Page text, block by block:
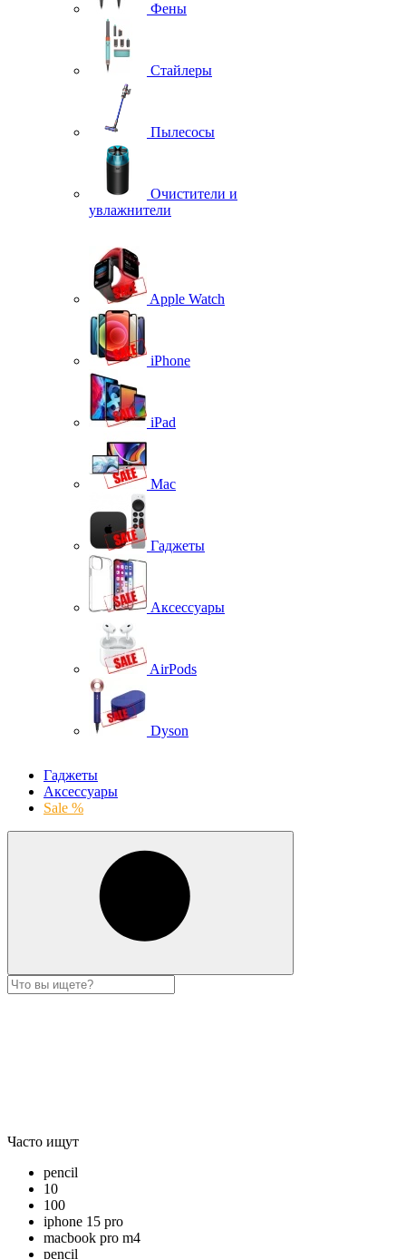
Фены
Стайлеры
Пылесосы
Очистители и
увлажнители
Apple Watch
iPhone
iPad
Mac
Гаджеты
Аксессуары
AirPods
Dyson
Гаджеты
Аксессуары
Sale %
Часто ищут
pencil
10
100
iphone 15 pro
macbook pro m4
pencil